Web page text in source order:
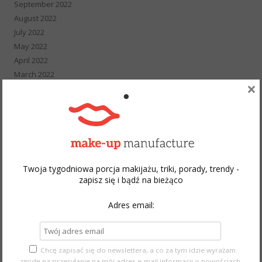
September 2022
August 2022
July 2022
May 2022
April 2022
March 2022
August 2021
April 2021
March 2021
February 2021
Twoja tygodniowa porcja makijażu, triki, porady, trendy -
zapisz się i bądź na bieżąco
Adres email:
Chcę zapisać się do newslettera, a co za tym idzie wyrażam
×